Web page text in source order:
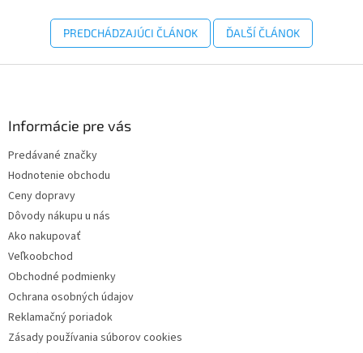
PREDCHÁDZAJÚCI ČLÁNOK ĎALŠÍ ČLÁNOK
Informácie pre vás
Predávané značky
Hodnotenie obchodu
Ceny dopravy
Dôvody nákupu u nás
Ako nakupovať
Veľkoobchod
Obchodné podmienky
Ochrana osobných údajov
Reklamačný poriadok
Zásady používania súborov cookies